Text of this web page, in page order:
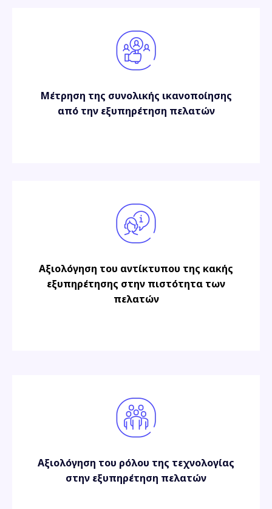
Μέτρηση της συνολικής ικανοποίησης
από την εξυπηρέτηση πελατών
Αξιολόγηση του αντίκτυπου της κακής
εξυπηρέτησης στην πιστότητα των
πελατών
Αξιολόγηση του ρόλου της τεχνολογίας
στην εξυπηρέτηση πελατών